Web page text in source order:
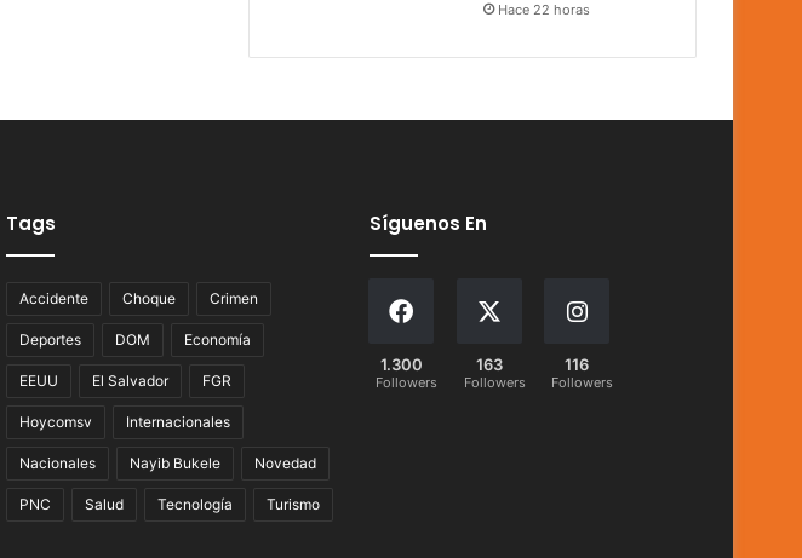
Hace 22 horas
Tags
Accidente Choque Crimen
Deportes DOM Economía
EEUU El Salvador FGR
Hoycomsv Internacionales
Nacionales Nayib Bukele Novedad
PNC Salud Tecnología Turismo
Síguenos En
1.300
Followers
163
Followers
116
Followers